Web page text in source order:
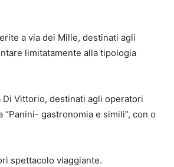
a via dei Mille, destinati agli
limitatamente alla tipologia
Di Vittorio, destinati agli operatori
gastronomia e simili”, con o
spettacolo viaggiante.